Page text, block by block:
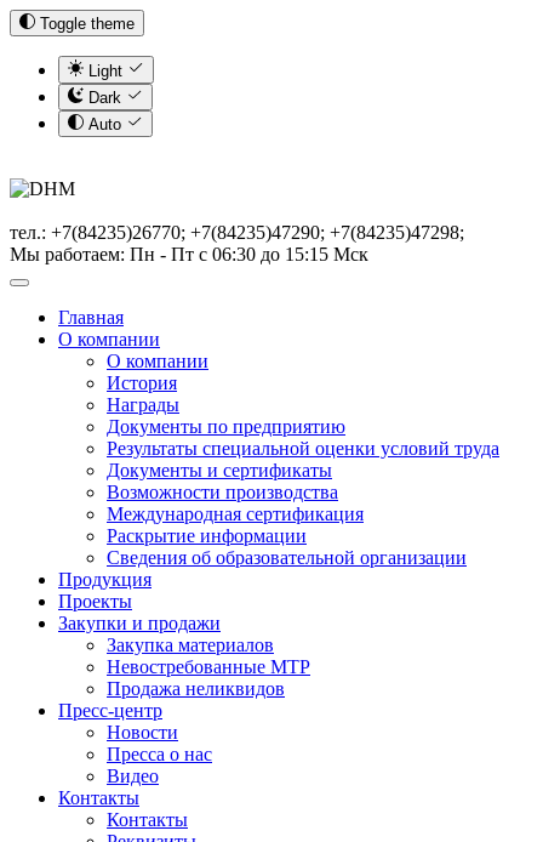
Toggle theme
Light
Dark
Auto
тел.: +7(84235)26770; +7(84235)47290; +7(84235)47298;
Мы работаем: Пн - Пт с 06:30 до 15:15 Мск
Главная
О компании
О компании
История
Награды
Документы по предприятию
Результаты специальной оценки условий труда
Документы и сертификаты
Возможности производства
Международная сертификация
Раскрытие информации
Сведения об образовательной организации
Продукция
Проекты
Закупки и продажи
Закупка материалов
Невостребованные МТР
Продажа неликвидов
Пресс-центр
Новости
Пресса о нас
Видео
Контакты
Контакты